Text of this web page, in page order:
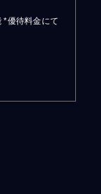
*優待料金にて